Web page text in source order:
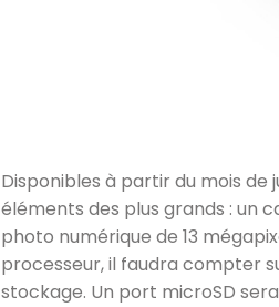
Disponibles à partir du mois
éléments des plus grands : un
photo numérique de 13
processeur, il faudra compter
stockage. Un port microSD